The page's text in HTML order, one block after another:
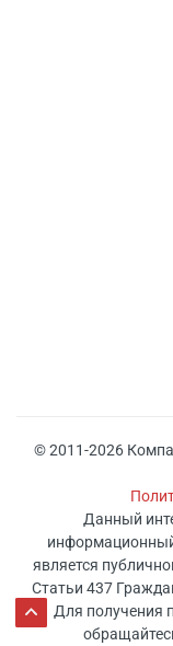
© 2011-2026
Данный
информационный
является
Статьи 437
Для получения